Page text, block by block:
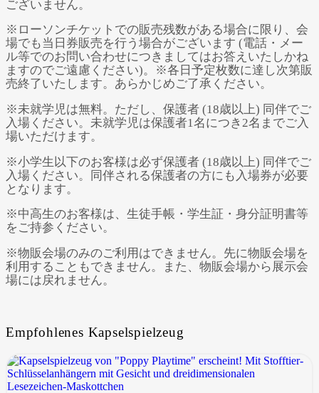
ございません。
※ローソンチケットでの販売残数がある場合に限り、会
場でも当日券販売を行う場合がございます (電話・メー
ル等でのお問い合わせにつきましてはお答えいたしかね
ますのでご遠慮ください)。※各日予定枚数に達し次第販
売終了いたします。あらかじめご了承ください。
※未就学児は無料。ただし、保護者 (18歳以上) 同伴でご
入場ください。未就学児は保護者1名につき2名までご入
場いただけます。
※小学生以下のお客様は必ず保護者 (18歳以上) 同伴でご
入場ください。同伴される保護者の方にも入場券が必要
となります。
※中高生のお客様は、生徒手帳・学生証・身分証明書等
をご持参ください。
※物販会場のみのご利用はできません。先に物販会場を
利用することもできません。また、物販会場から展示会
場には戻れません。
Empfohlenes Kapselspielzeug